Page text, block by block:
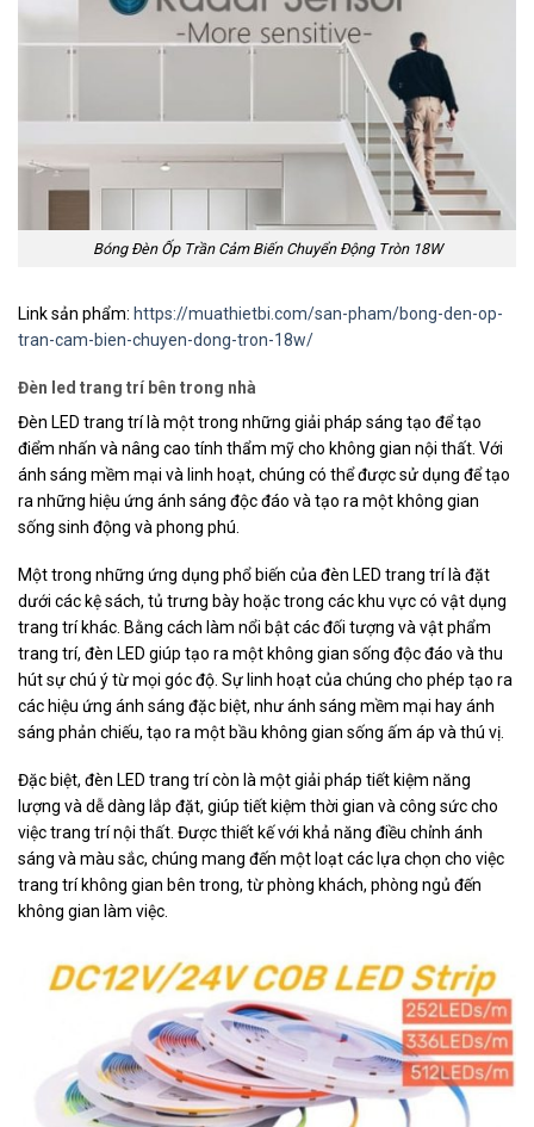
Bóng Đèn Ốp Trần Cảm Biến Chuyển Động Tròn 18W
Link sản phẩm: https://muathietbi.com/san-pham/bong-den-op-
tran-cam-bien-chuyen-dong-tron-18w/
Đèn led trang trí bên trong nhà
Đèn LED trang trí là một trong những giải pháp sáng tạo để tạo
điểm nhấn và nâng cao tính thẩm mỹ cho không gian nội thất. Với
ánh sáng mềm mại và linh hoạt, chúng có thể được sử dụng để tạo
ra những hiệu ứng ánh sáng độc đáo và tạo ra một không gian
sống sinh động và phong phú.
Một trong những ứng dụng phổ biến của đèn LED trang trí là đặt
dưới các kệ sách, tủ trưng bày hoặc trong các khu vực có vật dụng
trang trí khác. Bằng cách làm nổi bật các đối tượng và vật phẩm
trang trí, đèn LED giúp tạo ra một không gian sống độc đáo và thu
hút sự chú ý từ mọi góc độ. Sự linh hoạt của chúng cho phép tạo ra
các hiệu ứng ánh sáng đặc biệt, như ánh sáng mềm mại hay ánh
sáng phản chiếu, tạo ra một bầu không gian sống ấm áp và thú vị.
Đặc biệt, đèn LED trang trí còn là một giải pháp tiết kiệm năng
lượng và dễ dàng lắp đặt, giúp tiết kiệm thời gian và công sức cho
việc trang trí nội thất. Được thiết kế với khả năng điều chỉnh ánh
sáng và màu sắc, chúng mang đến một loạt các lựa chọn cho việc
trang trí không gian bên trong, từ phòng khách, phòng ngủ đến
không gian làm việc.